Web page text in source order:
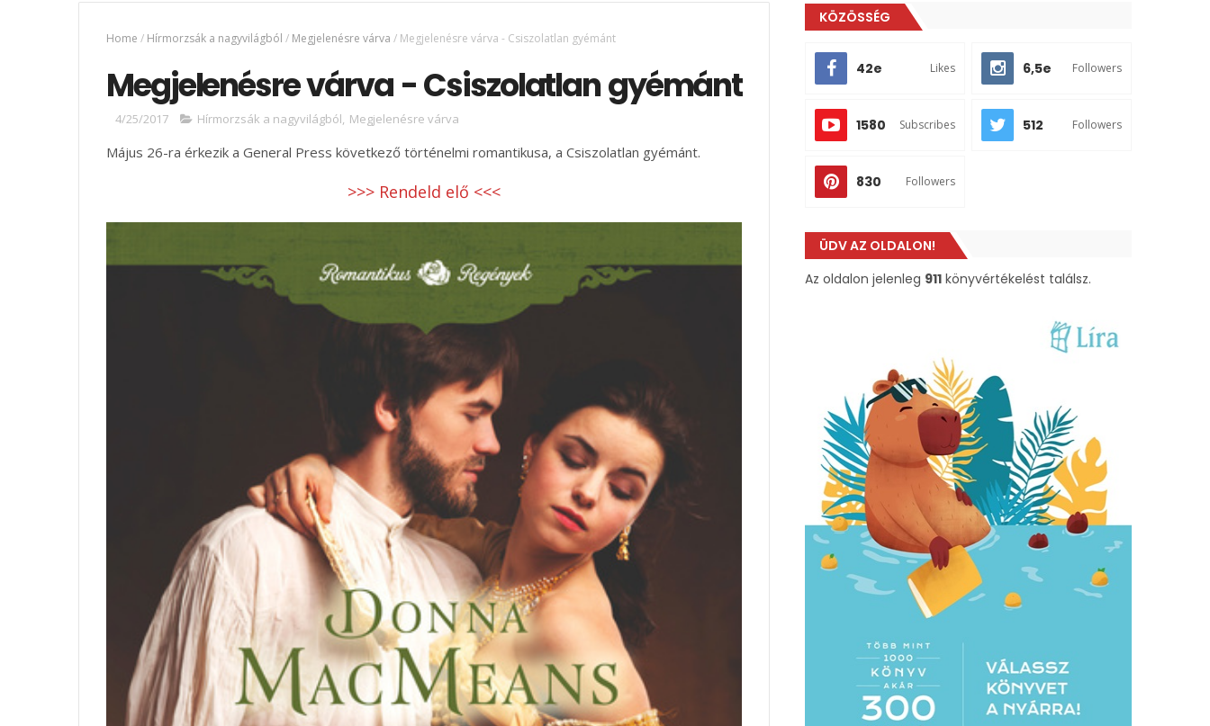
Home / Hírmorzsák a nagyvilágból / Megjelenésre várva / Megjelenésre várva - Csiszolatlan gyémánt
Megjelenésre várva - Csiszolatlan gyémánt
4/25/2017 Hírmorzsák a nagyvilágból, Megjelenésre várva
Május 26-ra érkezik a General Press következő történelmi romantikusa, a Csiszolatlan gyémánt.
>>> Rendeld elő <<<
KÖZÖSSÉG
42e Likes 6,5e Followers
1580 Subscribes 512 Followers
830 Followers
ÜDV AZ OLDALON!
Az oldalon jelenleg 911 könyvértékelést találsz.